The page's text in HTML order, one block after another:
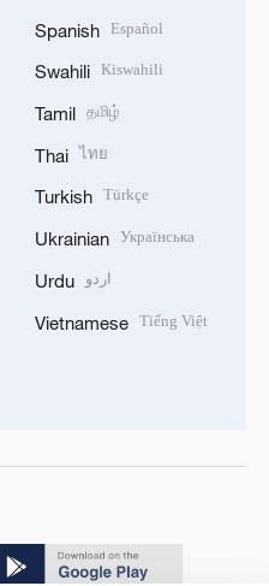
Spanish Español
Swahili Kiswahili
Tamil தமிழ்
Thai ไทย
Turkish Türkçe
Ukrainian Українська
Urdu اردو
Vietnamese Tiếng Việt